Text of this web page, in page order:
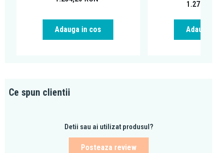
glazura. Ca urmare apa formeaza picaturi care curg liber pe
Adauga in cos
1.271,57
Adauga
Ce spun clientii
Detii sau ai utilizat produsul?
Posteaza review